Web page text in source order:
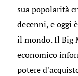
sua popolarità
decenni, e oggi
il mondo. Il Big
economico
potere